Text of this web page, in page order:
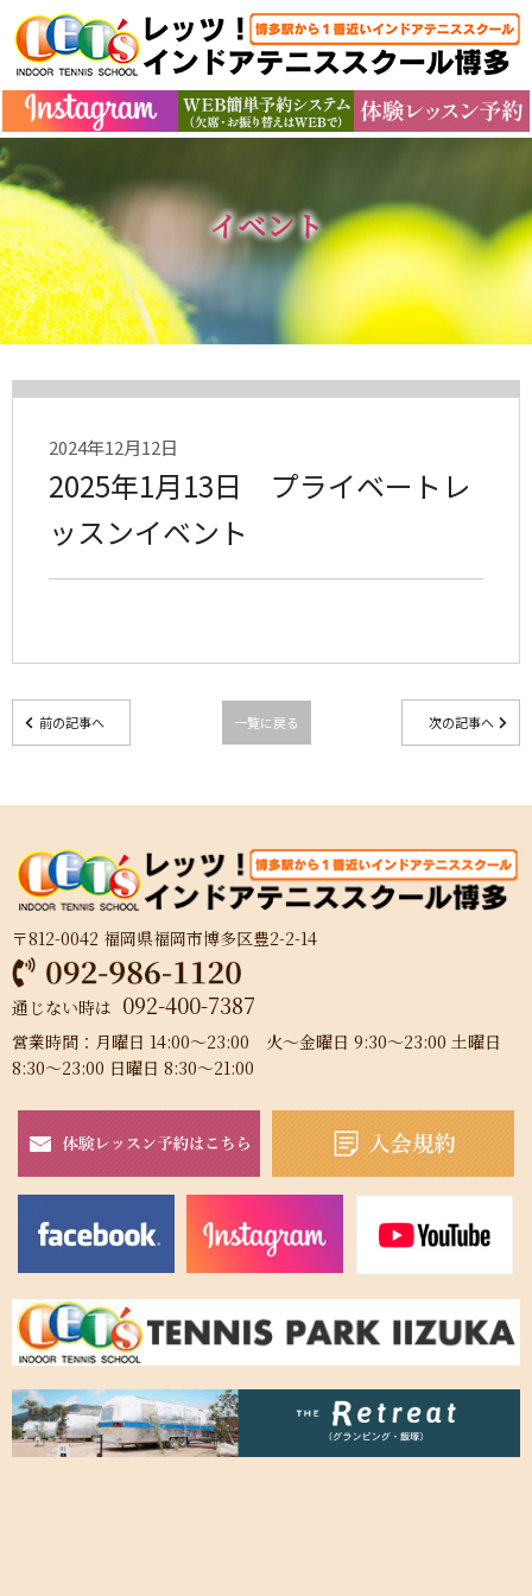
イベント
2024年12月12日
2025年1月13日 プライベートレ
ッスンイベント
前の記事へ 一覧に戻る 次の記事へ
〒812-0042 福岡県福岡市博多区豊2-2-14
通じない時は 092-400-7387
営業時間：月曜日 14:00～23:00 火～金曜日 9:30～23:00 土曜日
8:30～23:00 日曜日 8:30～21:00